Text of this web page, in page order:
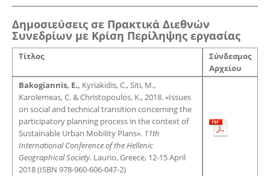
Δημοσιεύσεις σε Πρακτικά Διεθνών
Συνεδρίων με Κρίση Περίληψης εργασίας
Τίτλος
Σύνδεσμος
Αρχείου
Bakogiannis, E., Kyriakidis, C., Siti, M.,
Karolemeas, C. & Christopoulos, K., 2018. «Issues
on social and technical transition concerning the
participatory planning process in the context of
Sustainable Urban Mobility Plans». 11th
International Conference of the Hellenic
Geographical Society. Laurio, Greece, 12-15 April
2018 (ISBN 978-960-606-047-2)